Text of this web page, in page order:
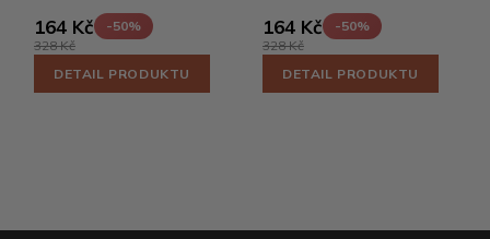
164 Kč
-50%
328 Kč
DETAIL PRODUKTU
164 Kč
-50%
328 Kč
DETAIL PRODUKTU